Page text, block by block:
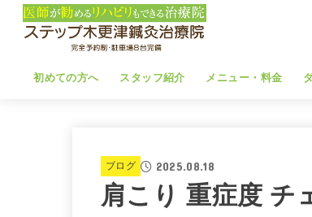
初めての方へ スタッフ紹介 メニュー・料金
ブログ 2025.08.18
肩こり 重症度 チ